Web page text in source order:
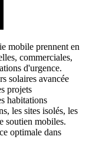
mobile prennent en
commerciales,
d'urgence.
solaires avancée
projets
habitations
les sites isolés, les
soutien mobiles.
optimale dans